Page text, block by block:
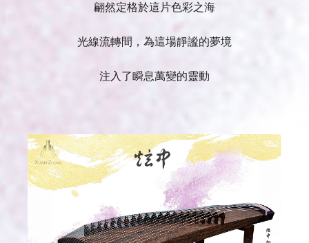
翩然定格於這片色彩之海
光線流轉間，為這場靜謐的夢境
注入了瞬息萬變的靈動